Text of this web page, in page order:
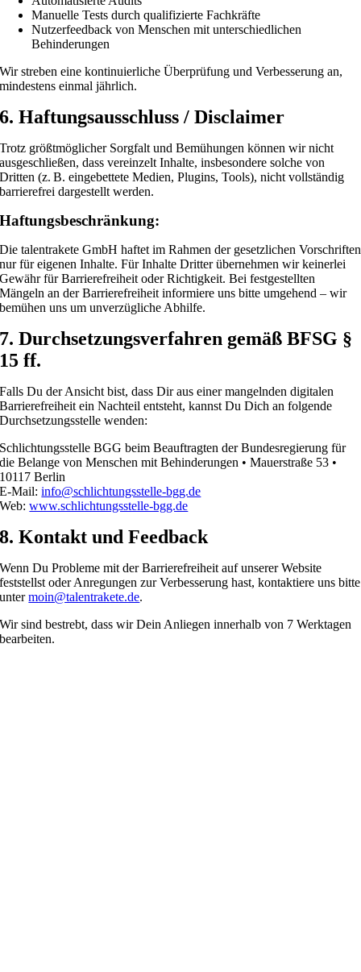
Manuelle Tests durch qualifizierte Fachkräfte
Nutzerfeedback von Menschen mit unterschiedlichen
Behinderungen
Wir streben eine kontinuierliche Überprüfung und Verbesserung an,
mindestens einmal jährlich.
6. Haftungsausschluss / Disclaimer
Trotz größtmöglicher Sorgfalt und Bemühungen können wir nicht
ausgeschließen, dass vereinzelt Inhalte, insbesondere solche von
Dritten (z. B. eingebettete Medien, Plugins, Tools), nicht vollständig
barrierefrei dargestellt werden.
Haftungsbeschränkung:
Die talentrakete GmbH haftet im Rahmen der gesetzlichen Vorschriften
nur für eigenen Inhalte. Für Inhalte Dritter übernehmen wir keinerlei
Gewähr für Barrierefreiheit oder Richtigkeit. Bei festgestellten
Mängeln an der Barrierefreiheit informiere uns bitte umgehend – wir
bemühen uns um unverzügliche Abhilfe.
7. Durchsetzungsverfahren gemäß BFSG §
15 ff.
Falls Du der Ansicht bist, dass Dir aus einer mangelnden digitalen
Barrierefreiheit ein Nachteil entsteht, kannst Du Dich an folgende
Durchsetzungsstelle wenden:
Schlichtungsstelle BGG beim Beauftragten der Bundesregierung für
die Belange von Menschen mit Behinderungen • Mauerstraße 53 •
10117 Berlin
E-Mail:info@schlichtungsstelle-bgg.de
Web:www.schlichtungsstelle-bgg.de
8. Kontakt und Feedback
Wenn Du Probleme mit der Barrierefreiheit auf unserer Website
feststellst oder Anregungen zur Verbesserung hast, kontaktiere uns bitte
untermoin@talentrakete.de.
Wir sind bestrebt, dass wir Dein Anliegen innerhalb von 7 Werktagen
bearbeiten.